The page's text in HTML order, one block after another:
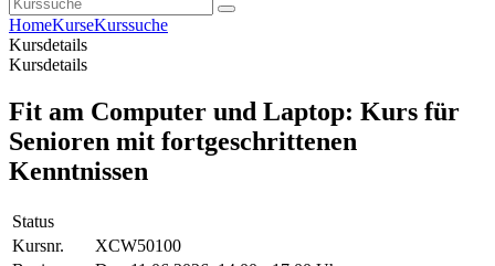
HomeKurseKurssuche
Kursdetails
Kursdetails
Fit am Computer und Laptop: Kurs für
Senioren mit fortgeschrittenen
Kenntnissen
Status
Kursnr.
XCW50100